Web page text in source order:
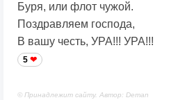
Буря, или флот чужой.
Поздравляем господа,
В вашу честь, УРА!!! УРА!!!
5
© Принадлежит сайту. Автор: Deman